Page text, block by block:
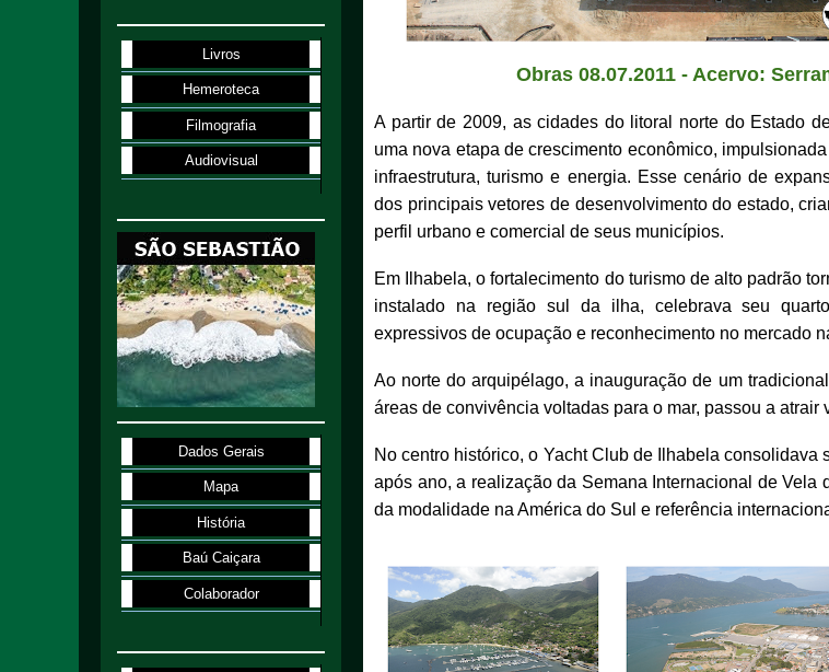
Obras 08.07.2011 - Acervo:
A partir de 2009, as cidades do litoral norte do Estado
uma nova etapa de crescimento econômico,
infraestrutura, turismo e energia. Esse cenário de
dos principais vetores de desenvolvimento do estado,
perfil urbano e comercial de seus municípios.
Em Ilhabela, o fortalecimento do turismo de alto padrão
instalado na região sul da ilha, celebrava seu
expressivos de ocupação e reconhecimento no mercado
Ao norte do arquipélago, a inauguração de um
áreas de convivência voltadas para o mar, passou a atrair
No centro histórico, o Yacht Club de Ilhabela consolidava
após ano, a realização da Semana Internacional de Vela
da modalidade na América do Sul e referência
Livros
Hemeroteca
Filmografia
Audiovisual
Dados Gerais
Mapa
História
Baú Caiçara
Colaborador